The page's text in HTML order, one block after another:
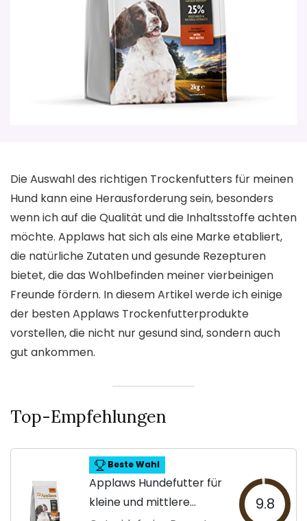
Die Auswahl des richtigen Trockenfutters für meinen
Hund kann eine Herausforderung sein, besonders
wenn ich auf die Qualität und die Inhaltsstoffe achten
möchte. Applaws hat sich als eine Marke etabliert,
die natürliche Zutaten und gesunde Rezepturen
bietet, die das Wohlbefinden meiner vierbeinigen
Freunde fördern. In diesem Artikel werde ich einige
der besten Applaws Trockenfutterprodukte
vorstellen, die nicht nur gesund sind, sondern auch
gut ankommen.
Top-Empfehlungen
Beste Wahl
Applaws Hundefutter für
kleine und mittlere
9.8